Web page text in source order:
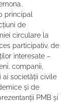
principal
de
circulare la
participativ, de
interesate –
companii,
ai societății civile
și de
PMB și